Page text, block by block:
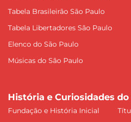
Tabela Brasileirão São Paulo
Tabela Libertadores São Paulo
Elenco do São Paulo
Músicas do São Paulo
História e Curiosidades do
Fundação e História Inicial